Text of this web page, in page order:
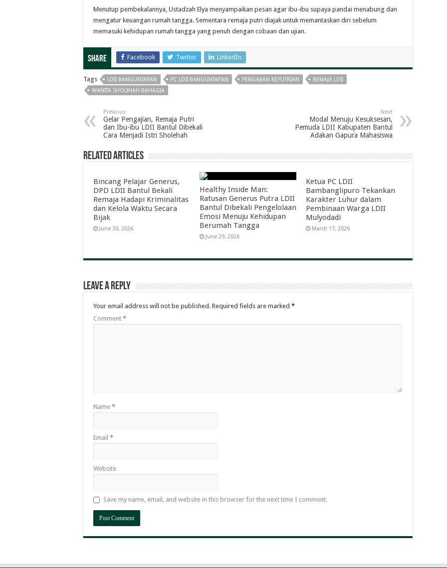
Menutup pembekalannya, Ustadzah Elya menyampaikan pesan agar ibu-ibu supaya pandai menabung dan
mengatur keuangan rumah tangga. Sementara remaja putri diajak untuk memantaskan diri sebelum
memasuki kehidupan rumah tangga yang penuh dengan cobaan dan ujian.
Share Facebook Twitter LinkedIn
Tags LDII BANGUNTAPAN PC LDII BANGUNTAPAN PENGAJIAN KEPUTRIAN
REMAJA LDII
WANITA SHOLIHAH BAHAGIA
Previous
Gelar Pengajian, Remaja Putri
dan Ibu-ibu LDII Bantul Dibekali
Cara Menjadi Istri Sholehah
Next
Modal Menuju Kesuksesan,
Pemuda LDII Kabupaten Bantul
Adakan Gapura Mahasiswa
Related Articles
Bincang Pelajar Generus,
DPD LDII Bantul Bekali
Remaja Hadapi Kriminalitas
dan Kelola Waktu Secara
Bijak
June 30, 2026
Healthy Inside Man:
Ratusan Generus Putra LDII
Bantul Dibekali Pengelolaan
Emosi Menuju Kehidupan
Berumah Tangga
June 29, 2026
Ketua PC LDII
Bambanglipuro Tekankan
Karakter Luhur dalam
Pembinaan Warga LDII
Mulyodadi
March 17, 2026
Leave a Reply
Your email address will not be published. Required fields are marked *
Comment *
Name *
Email *
Website
Save my name, email, and website in this browser for the next time I comment.